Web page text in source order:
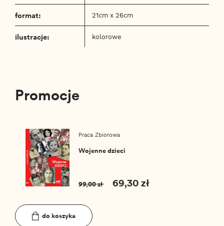
format: 21cm x 26cm
ilustracje: kolorowe
Promocje
Praca Zbiorowa
Wojenne dzieci
99,00 zł 69,30 zł
do koszyka